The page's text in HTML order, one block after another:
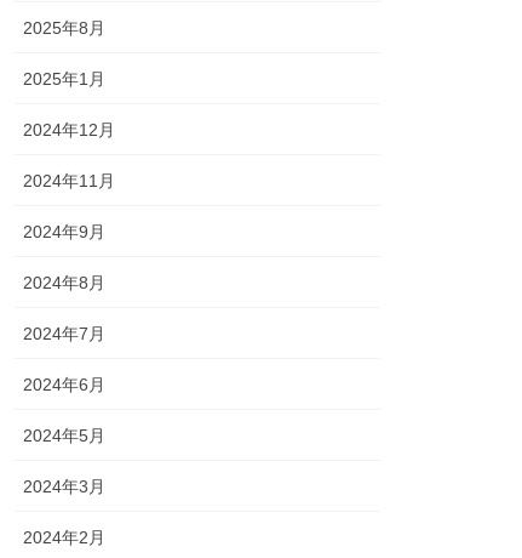
2025年8月
2025年1月
2024年12月
2024年11月
2024年9月
2024年8月
2024年7月
2024年6月
2024年5月
2024年3月
2024年2月